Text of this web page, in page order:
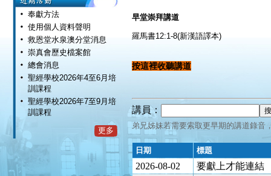
奉獻方法
使用個人資料聲明
救恩堂水泉澳分堂消息
崇真會歷史檔案館
總會消息
聖經學校2026年4至6月培
訓課程
聖經學校2026年7至9月培
訓課程
更多
早堂崇拜講道
羅馬書12:1-8(新漢語譯本)
按這裡收聽講道
講員：
弟兄姊妹若需要索取更早期的講道錄音
日期 標題
2026-08-02
要獻上才能連結